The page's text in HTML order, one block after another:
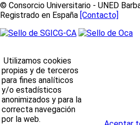
© Consorcio Universitario - UNED
Registrado en España [Contacto]
Utilizamos cookies
propias y de terceros
para fines analíticos
y/o estadísticos
anonimizados y para la
correcta navegación
por la web.